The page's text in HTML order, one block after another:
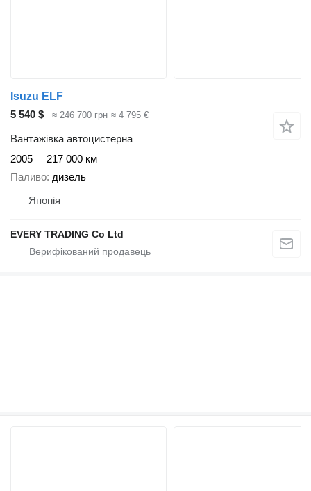
Isuzu ELF
5 540 $
≈ 246 700 грн ≈ 4 795 €
Вантажівка автоцистерна
2005
217 000 км
Паливо дизель
Японія
EVERY TRADING Co Ltd